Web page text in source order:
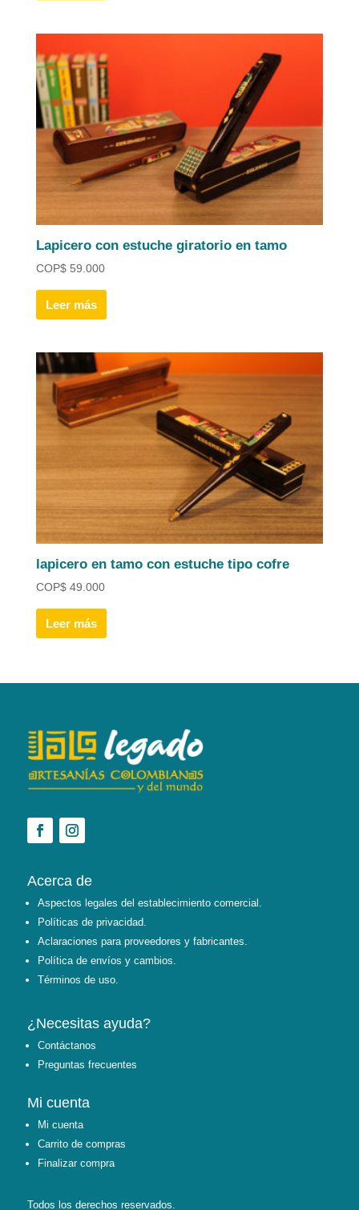
Lapicero con estuche giratorio en tamo
COP$59.000
Leer más
lapicero en tamo con estuche tipo cofre
COP$49.000
Leer más
Acerca de
Aspectos legales del establecimiento comercial.
Políticas de privacidad.
Aclaraciones para proveedores y fabricantes.
Política de envíos y cambios.
Términos de uso.
¿Necesitas ayuda?
Contáctanos
Preguntas frecuentes
Mi cuenta
Mi cuenta
Carrito de compras
Finalizar compra
Todos los derechos reservados.